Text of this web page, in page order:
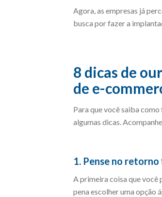
Agora, as empresas já
busca por fazer a
8 dicas de
de e-
Para que você saiba
algumas dicas.
1. Pense no
A primeira coisa que você
pena escolher uma opção